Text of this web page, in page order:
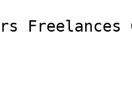
Freelances